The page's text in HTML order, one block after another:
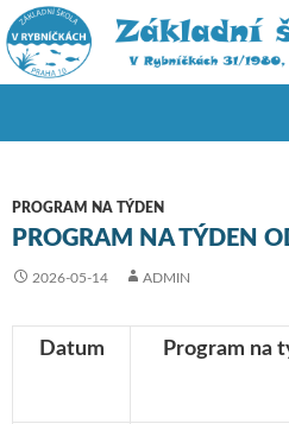
PROGRAM NA TÝDEN
PROGRAM NA TÝDEN
2026-05-14 ADMIN
Datum
Program na